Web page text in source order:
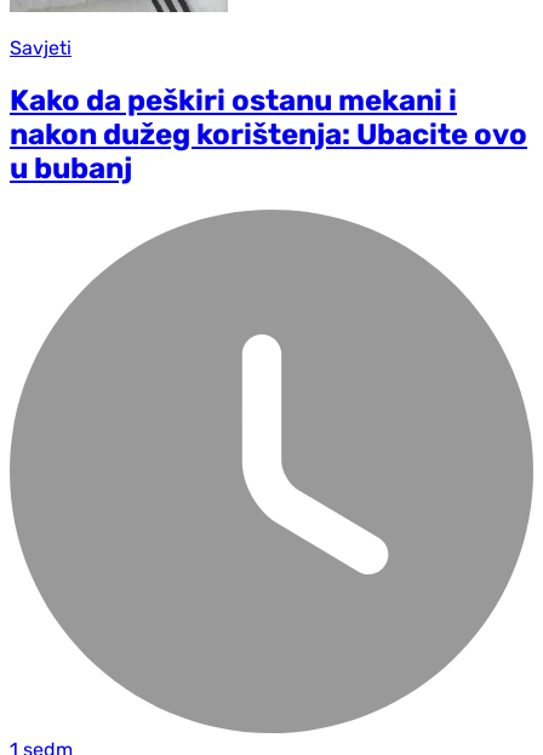
Savjeti
Kako da peškiri ostanu mekani i
nakon dužeg korištenja: Ubacite ovo
u bubanj
1 sedm